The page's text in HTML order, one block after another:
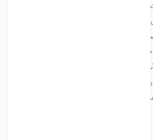
برای مصارف متنوعی از جمله تأمین آب
کشاورزی طراحی و بهینه‌سازی شده‌اند.
با بالاترین استاندارد کیفی، ارائه
پس از فروش مطمئن برای تضمین
و سالم.
به انتخاب اول صنایع و مصرف‌کنندگان در
آب و ایفای نقشی کلیدی در حفظ منابع آبی